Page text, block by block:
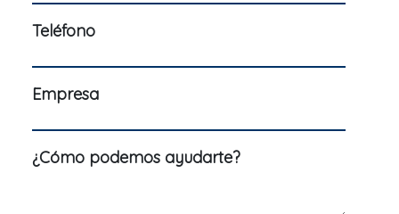
Teléfono
Empresa
¿Cómo podemos ayudarte?